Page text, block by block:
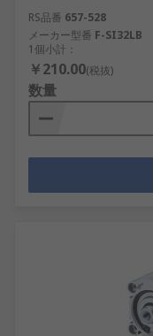
RS品番 657-528
メーカー型番 F-SI32LB
1個小計：
￥210.00(税抜)
数量